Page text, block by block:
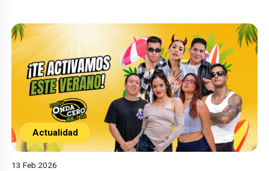
Actualidad
13 Feb 2026